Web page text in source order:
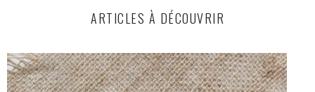
ARTICLES À DÉCOUVRIR